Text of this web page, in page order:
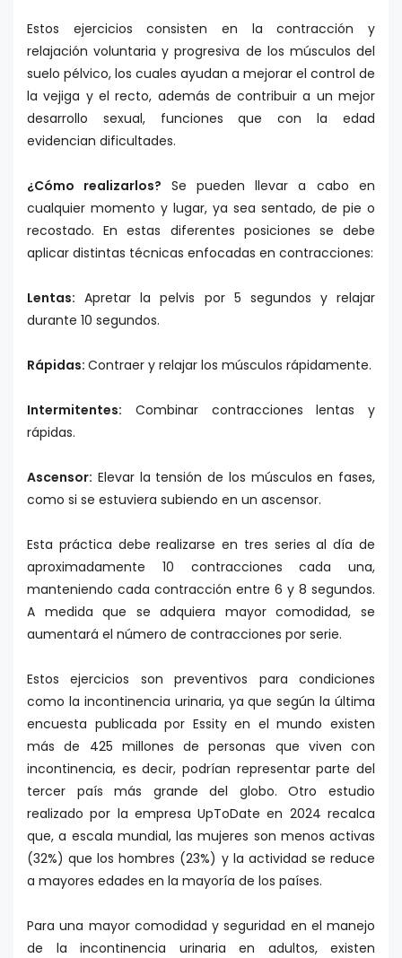
Estos ejercicios consisten en la contracción y
relajación voluntaria y progresiva de los músculos del
suelo pélvico, los cuales ayudan a mejorar el control de
la vejiga y el recto, además de contribuir a un mejor
desarrollo sexual, funciones que con la edad
evidencian dificultades.
¿Cómo realizarlos? Se pueden llevar a cabo en
cualquier momento y lugar, ya sea sentado, de pie o
recostado. En estas diferentes posiciones se debe
aplicar distintas técnicas enfocadas en contracciones:
Lentas: Apretar la pelvis por 5 segundos y relajar
durante 10 segundos.
Rápidas: Contraer y relajar los músculos rápidamente.
Intermitentes: Combinar contracciones lentas y
rápidas.
Ascensor: Elevar la tensión de los músculos en fases,
como si se estuviera subiendo en un ascensor.
Esta práctica debe realizarse en tres series al día de
aproximadamente 10 contracciones cada una,
manteniendo cada contracción entre 6 y 8 segundos.
A medida que se adquiera mayor comodidad, se
aumentará el número de contracciones por serie.
Estos ejercicios son preventivos para condiciones
como la incontinencia urinaria, ya que según la última
encuesta publicada por Essity en el mundo existen
más de 425 millones de personas que viven con
incontinencia, es decir, podrían representar parte del
tercer país más grande del globo. Otro estudio
realizado por la empresa UpToDate en 2024 recalca
que, a escala mundial, las mujeres son menos activas
(32%) que los hombres (23%) y la actividad se reduce
a mayores edades en la mayoría de los países.
Para una mayor comodidad y seguridad en el manejo
de la incontinencia urinaria en adultos, existen